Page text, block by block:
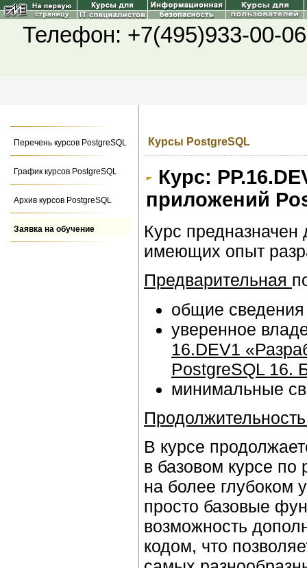
Телефон: +7(495)933-00-
Перечень курсов PostgreSQL
График курсов PostgreSQL
Архив курсов PostgreSQL
Заявка на обучение
Курсы PostgreSQL
Курс:
приложений
Курс предназначен
имеющих опыт
Предварительная
общие сведения
уверенное
16.DEV1
PostgreSQL 16.
минимальные
В курсе
в базовом курсе по
на более глубоком
просто базовые
возможность
кодом, что